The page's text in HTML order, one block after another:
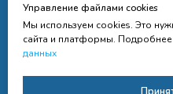
Сотрудничество
Cправочная информация
Управление файлами cookies
Мы используем cookies. Это
сайта и платформы.
данных